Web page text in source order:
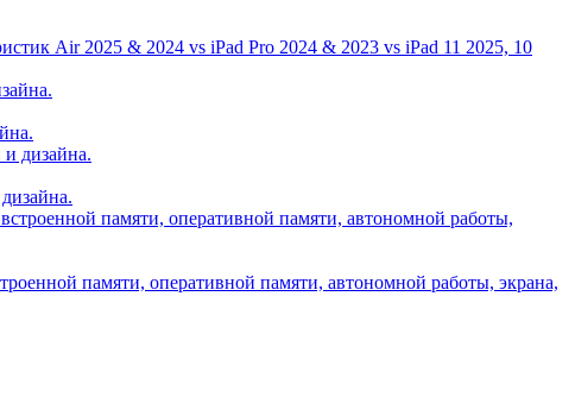
Air 2025 & 2024 vs iPad Pro 2024 & 2023 vs iPad 11 2025, 10
памяти, оперативной памяти, автономной работы, экрана,